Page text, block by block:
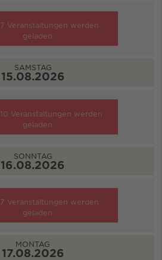
7 Veranstaltungen werden
geladen
SAMSTAG
15.08.2026
10 Veranstaltungen werden
geladen
SONNTAG
16.08.2026
7 Veranstaltungen werden
geladen
MONTAG
17.08.2026